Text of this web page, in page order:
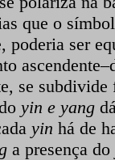
que o
poderia ser
se
yin e yang
yin há de
a presença do